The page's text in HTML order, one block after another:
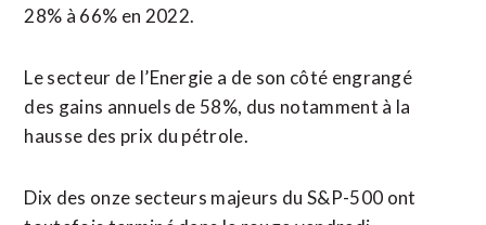
28% à 66% en 2022.
Le secteur de l’Energie a de son côté engrangé
des gains annuels de 58%, dus notamment à la
hausse des prix du pétrole.
Dix des onze secteurs majeurs du S&P-500 ont